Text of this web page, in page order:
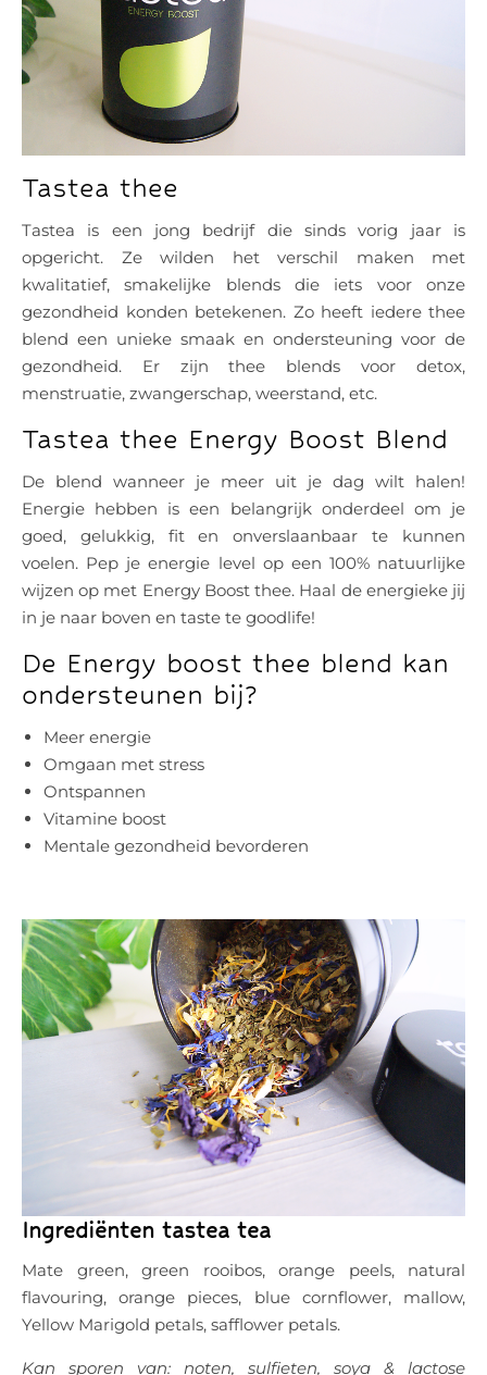
Tastea thee
Tastea is een jong bedrijf die sinds vorig jaar is
opgericht. Ze wilden het verschil maken met
kwalitatief, smakelijke blends die iets voor onze
gezondheid konden betekenen. Zo heeft iedere thee
blend een unieke smaak en ondersteuning voor de
gezondheid. Er zijn thee blends voor detox,
menstruatie, zwangerschap, weerstand, etc.
Tastea thee Energy Boost Blend
De blend wanneer je meer uit je dag wilt halen!
Energie hebben is een belangrijk onderdeel om je
goed, gelukkig, fit en onverslaanbaar te kunnen
voelen. Pep je energie level op een 100% natuurlijke
wijzen op met Energy Boost thee. Haal de energieke jij
in je naar boven en taste te goodlife!
De Energy boost thee blend kan
ondersteunen bij?
Meer energie
Omgaan met stress
Ontspannen
Vitamine boost
Mentale gezondheid bevorderen
Ingrediënten tastea tea
Mate green, green rooibos, orange peels, natural
flavouring, orange pieces, blue cornflower, mallow,
Yellow Marigold petals, safflower petals.
Kan sporen van: noten, sulfieten, soya & lactose